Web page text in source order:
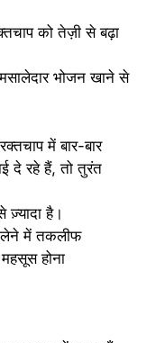
को तेज़ी से बढ़ा
भोजन खाने से
में बार-बार
दे रहे हैं, तो तुरंत
है।
में तकलीफ
होना